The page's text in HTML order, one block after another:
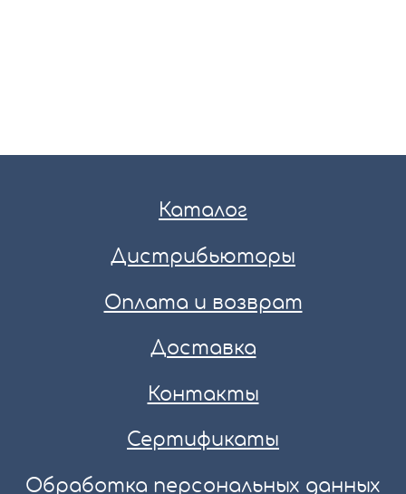
Каталог
Дистрибьюторы
Оплата и возврат
Доставка
Контакты
Сертификаты
Обработка персональных данных